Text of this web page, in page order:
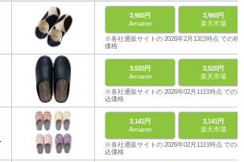
3,960円
Amazon
3,960円
楽天市場
※各社通販サイトの 2026年2月13日時点 での税
価格
3,520円
Amazon
3,520円
楽天市場
※各社通販サイトの 2026年02月11日時点 での税
込価格
3,141円
Amazon
3,141円
楽天市場
※各社通販サイトの 2026年02月11日時点 での税
込価格